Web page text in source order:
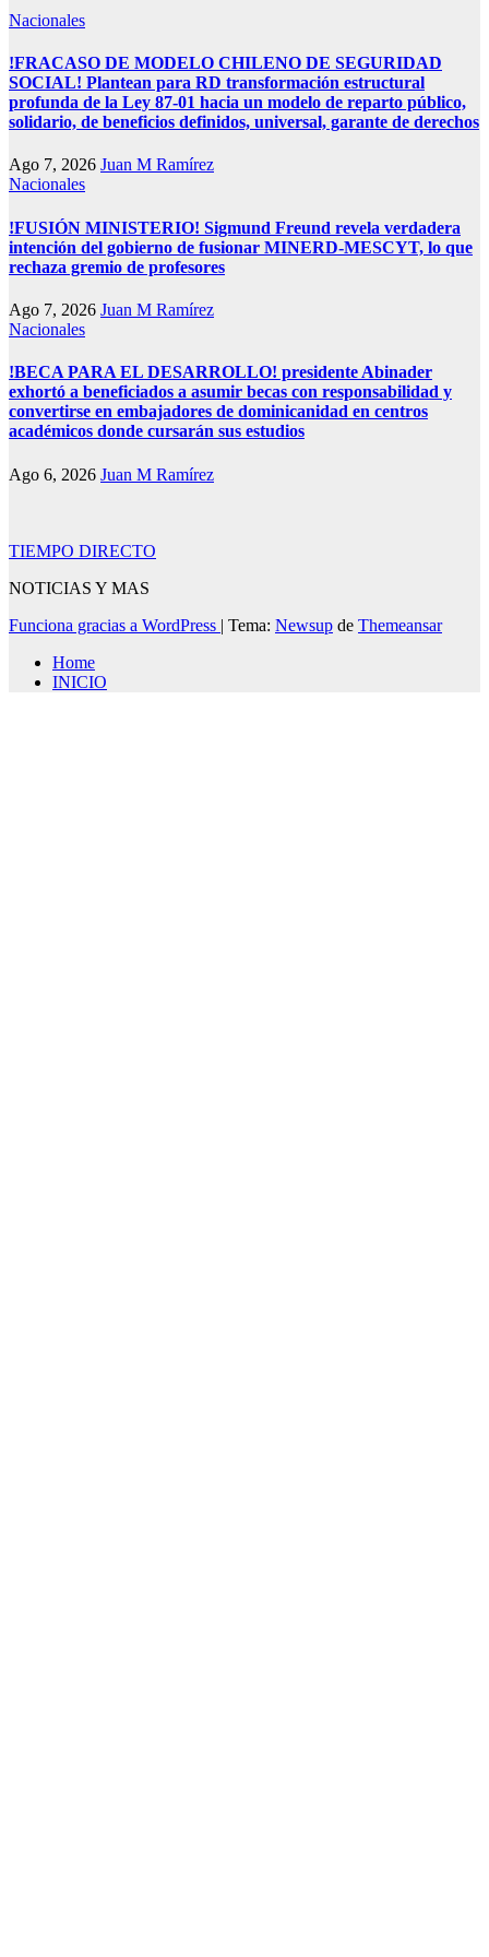
Nacionales
!FRACASO DE MODELO CHILENO DE SEGURIDAD
SOCIAL! Plantean para RD transformación estructural
profunda de la Ley 87-01 hacia un modelo de reparto público,
solidario, de beneficios definidos, universal, garante de derechos
Ago 7, 2026 Juan M Ramírez
Nacionales
!FUSIÓN MINISTERIO! Sigmund Freund revela verdadera
intención del gobierno de fusionar MINERD-MESCYT, lo que
rechaza gremio de profesores
Ago 7, 2026 Juan M Ramírez
Nacionales
!BECA PARA EL DESARROLLO! presidente Abinader
exhortó a beneficiados a asumir becas con responsabilidad y
convertirse en embajadores de dominicanidad en centros
académicos donde cursarán sus estudios
Ago 6, 2026 Juan M Ramírez
TIEMPO DIRECTO
NOTICIAS Y MAS
Funciona gracias a WordPress | Tema: Newsup de Themeansar
Home
INICIO